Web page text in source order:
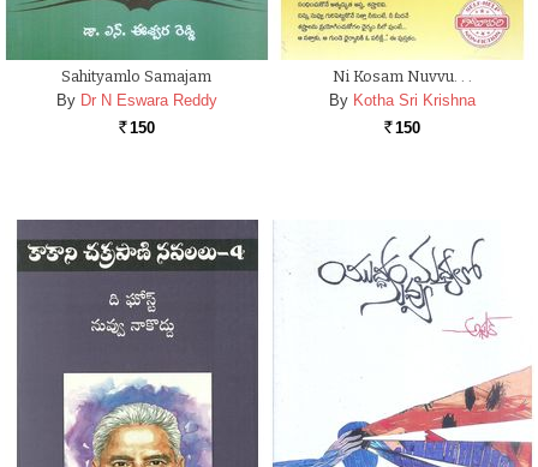
Sahityamlo Samajam
By Dr N Eswara Reddy
Rs. 150
Ni Kosam Nuvvu. . .
By Kotha Sri Krishna
Rs. 150